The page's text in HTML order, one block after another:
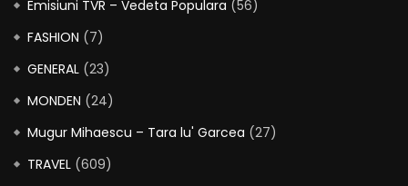
Emisiuni TVR – Vedeta Populara (56)
FASHION (7)
GENERAL (23)
MONDEN (24)
Mugur Mihaescu – Tara lu' Garcea (27)
TRAVEL (609)